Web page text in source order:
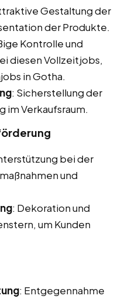
Gestaltung der
der Produkte.
Kontrolle und
diesen Vollzeitjobs,
in Gotha.
: Sicherstellung der
im Verkaufsraum.
bei der
und
: Dekoration und
um Kunden
: Entgegennahme